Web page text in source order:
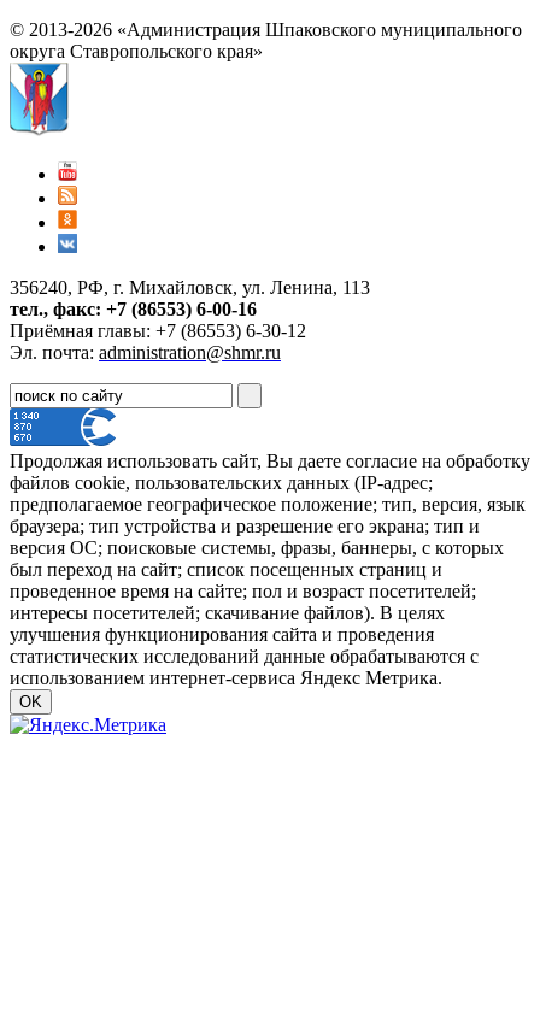
© 2013-2026 «Администрация Шпаковского муниципального
округа Ставропольского края»
356240, РФ, г. Михайловск, ул. Ленина, 113
тел., факс: +7 (86553) 6-00-16
Приёмная главы: +7 (86553) 6-30-12
Эл. почта: administration@shmr.ru
Продолжая использовать сайт, Вы даете согласие на обработку
файлов cookie, пользовательских данных (IP-адрес;
предполагаемое географическое положение; тип, версия, язык
браузера; тип устройства и разрешение его экрана; тип и
версия ОС; поисковые системы, фразы, баннеры, с которых
был переход на сайт; список посещенных страниц и
проведенное время на сайте; пол и возраст посетителей;
интересы посетителей; скачивание файлов). В целях
улучшения функционирования сайта и проведения
статистических исследований данные обрабатываются с
использованием интернет-сервиса Яндекс Метрика.
OK